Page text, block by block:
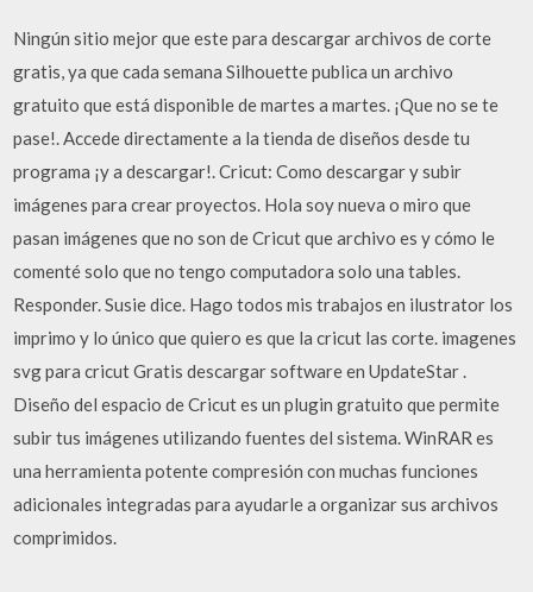
Ningún sitio mejor que este para descargar archivos de corte
gratis, ya que cada semana Silhouette publica un archivo
gratuito que está disponible de martes a martes. ¡Que no se te
pase!. Accede directamente a la tienda de diseños desde tu
programa ¡y a descargar!. Cricut: Como descargar y subir
imágenes para crear proyectos. Hola soy nueva o miro que
pasan imágenes que no son de Cricut que archivo es y cómo le
comenté solo que no tengo computadora solo una tables.
Responder. Susie dice. Hago todos mis trabajos en ilustrator los
imprimo y lo único que quiero es que la cricut las corte. imagenes
svg para cricut Gratis descargar software en UpdateStar .
Diseño del espacio de Cricut es un plugin gratuito que permite
subir tus imágenes utilizando fuentes del sistema. WinRAR es
una herramienta potente compresión con muchas funciones
adicionales integradas para ayudarle a organizar sus archivos
comprimidos.